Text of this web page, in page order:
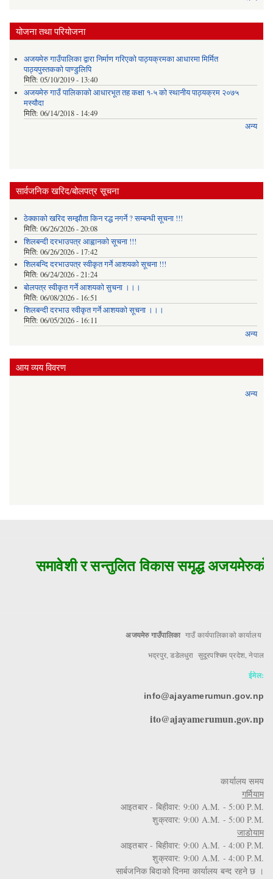
योजना तथा परियोजना
अजयमेरु गाउँपालिका द्वारा निर्माण गरिएको पाठ्यक्रमका आधारमा मिर्मित
पाठ्यपुस्तकको पाण्डुलिपि
मिति: 05/10/2019 - 13:40
अजयमेरु गाउँ पालिकाको आधारभूत तह कक्षा १-५ को स्थानीय पाठ्यक्रम २०७५
मस्यौदा
मिति: 06/14/2018 - 14:49
अन्य
सार्वजनिक खरिद/बोलपत्र सूचना
ठेक्काको खरिद सम्झौता किन रद्ध नगर्ने ? सम्बन्धी सूचना !!!
मिति: 06/26/2026 - 20:08
शिलबन्दी दरभाउपत्र आह्वानको सूचना !!!
मिति: 06/26/2026 - 17:42
शिलबन्दि दरभाउपत्र स्वीकृत गर्ने आशयकाे सूचना !!!
मिति: 06/24/2026 - 21:24
बोलपत्र स्वीकृत गर्ने आशयको सुचना ।।।
मिति: 06/08/2026 - 16:51
शिलबन्दी दरभाउ स्वीकृत गर्ने आशयको सूचना ।।।
मिति: 06/05/2026 - 16:11
अन्य
आय व्यय विवरण
अन्य
समावेशी र सन्तुलित विकास समृद्ध अजयमेरुको
अजयमेरु गाउँपालिका गाउँ कार्यपालिकाको कार्यालय
भद्रपुर, डडेलधुरा सुदूरपश्चिम प्रदेश, नेपाल
ईमेल:
info@ajayamerumun.gov.np
ito@ajayamerumun.gov.np
कार्यालय समय
गर्मियाम
आइतबार - बिहीवार: 9:00 A.M. - 5:00 P.M.
शुक्रवार: 9:00 A.M. - 5:00 P.M.
जाडोयाम
आइतबार - बिहीवार: 9:00 A.M. - 4:00 P.M.
शुक्रवार: 9:00 A.M. - 4:00 P.M.
सार्बजनिक बिदाको दिनमा कार्यालय बन्द रहने छ ।